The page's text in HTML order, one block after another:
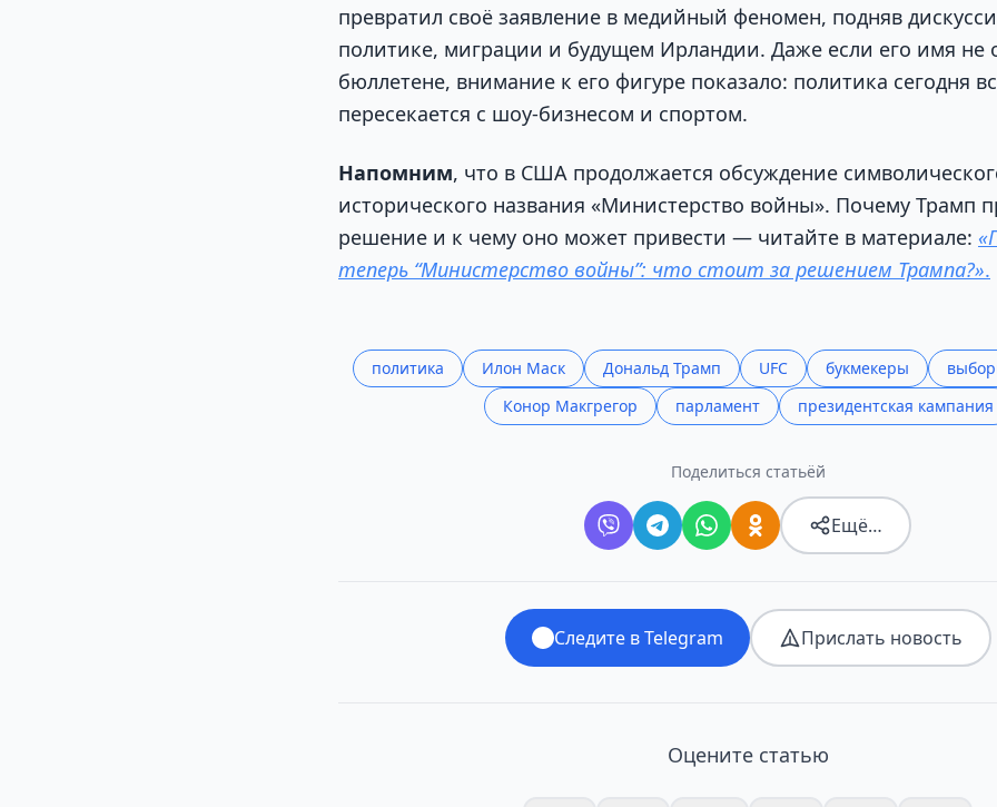
превратил своё заявление в медийный феномен, подняв
политике, миграции и будущем Ирландии. Даже если его имя не
бюллетене, внимание к его фигуре показало: политика сегодня
пересекается с шоу-бизнесом и спортом.
Напомним, что в США продолжается обсуждение
исторического названия «Министерство войны». Почему Трамп
решение и к чему оно может привести — читайте в материале:
теперь “Министерство войны”: что стоит за решением Трампа?».
политика Илон Маск Дональд Трамп UFC букмекеры
Конор Макгрегор
парламент президентская кампания
Поделиться статьёй
Ещё…
Следите в Telegram Прислать новость
Оцените статью